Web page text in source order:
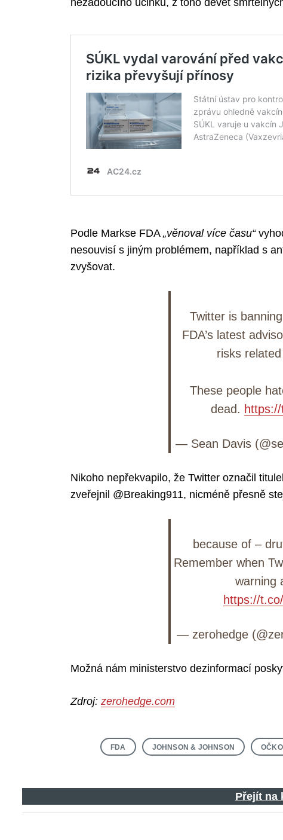
Podle Markse FDA „věnoval více času“
nesouvisí s jiným problémem, například s
zvyšovat.
Twitter is
FDA’s latest
risks
These people
dead.
— Sean Davis
Nikoho nepřekvapilo, že Twitter označil
zveřejnil @Breaking911, nicméně přesně
because of –
Remember when
warning
https://
— zerohedge
Možná nám ministerstvo dezinformací
Zdroj: zerohedge.com
FDA JOHNSON & JOHNSON
Přejít na